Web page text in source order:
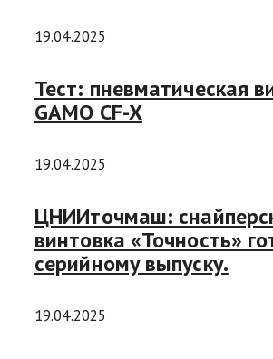
19.04.2025
Тест: пневматическая
GAMO CF-X
19.04.2025
ЦНИИточмаш:
винтовка «Точность»
серийному выпуску.
19.04.2025